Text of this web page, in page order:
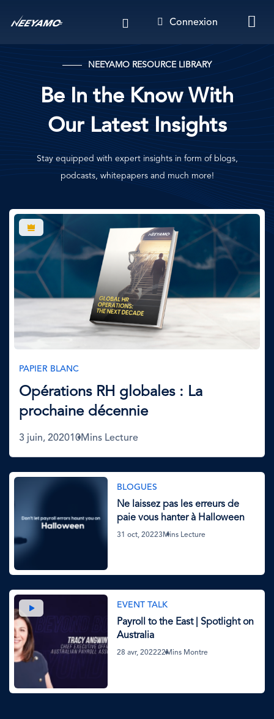
Connexion
NEEYAMO RESOURCE LIBRARY
Be In the Know With
Our Latest Insights
Stay equipped with expert insights in form of blogs,
podcasts, whitepapers and much more!
Image
PAPIER BLANC
Opérations RH globales : La
prochaine décennie
3 juin, 202010Mins Lecture
BLOGUES
Ne laissez pas les erreurs de
paie vous hanter à Halloween
31 oct, 20223Mins Lecture
Image EVENT TALK
Payroll to the East | Spotlight on
Australia
28 avr, 202222Mins Montre